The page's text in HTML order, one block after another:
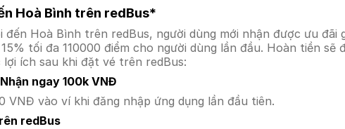
Hoà Bình trên redBus*
Hoà Bình trên redBus, người dùng mới nhận được ưu đãi
tối đa 110000 điểm cho người dùng lần đầu. Hoàn tiền
ích sau khi đặt vé trên redBus:
ngay 100k VNĐ
VNĐ vào ví khi đăng nhập ứng dụng lần đầu tiên.
redBus